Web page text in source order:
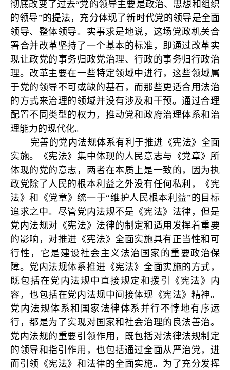
彻底改变了过去“党的领导主要是政治、思想和组织
的领导”的提法，充分体现了新时代党的领导是全面
领导、整体领导。实事求是地说，这场党政机关合
署合并改革坚持了一个基本的标准，即通过改革实
现让政党的事务归政党治理、行政的事务归行政治
理。改革主要在一些特定领域中进行，这些领域属
于党的领导不可或缺的基石，而那些更适合用法治
的方式来治理的领域并没有涉及和干预。通过合理
配置不同类型的权力，推动党和政府治理体系和治
理能力的现代化。
完善的党内法规体系有利于推进《宪法》全面
实施。《宪法》集中体现的人民意志与《党章》所
体现的党的意志，两者在本质上是一致的，因为执
政党除了人民的根本利益之外没有任何私利，《宪
法》和《党章》统一于“维护人民根本利益”的目标
追求之中。尽管党内法规不是《宪法》法律，但是
党内法规对《宪法》法律的制定和适用发挥着重要
的影响，对推进《宪法》全面实施具有正当性和可
行性，它是建设社会主义法治国家的重要政治保
障。党内法规体系推进《宪法》全面实施的方式，
既包括在党内法规中直接规定和援引《宪法》内
容，也包括在党内法规中间接体现《宪法》精神。
党内法规体系和国家法律体系并行不悖地有序运
行，都是为了实现对国家和社会治理的良法善治。
党内法规的重要引领作用，既包括对法律法规制定
的领导和指引作用，也包括通过全面从严治党，进
而引领《宪法》和法律的全面实施。为了充分发挥